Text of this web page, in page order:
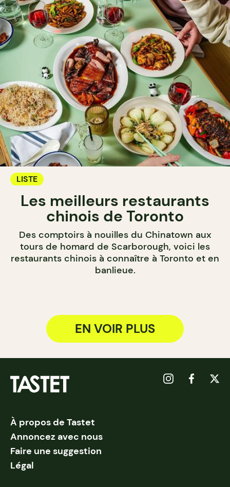
LISTE
Les meilleurs restaurants
chinois de Toronto
Des comptoirs à nouilles du Chinatown aux
tours de homard de Scarborough, voici les
restaurants chinois à connaître à Toronto et en
banlieue.
EN VOIR PLUS
À propos de Tastet
Annoncez avec nous
Faire une suggestion
Légal